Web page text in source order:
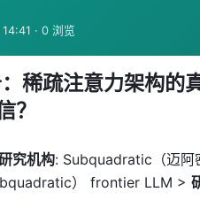
· 0 浏览
稀疏注意力架构
？
究机构: Subquadratic（迈阿
） frontier LLM >